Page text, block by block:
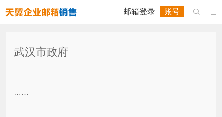

邮箱登录 账号 
武汉市政府
……